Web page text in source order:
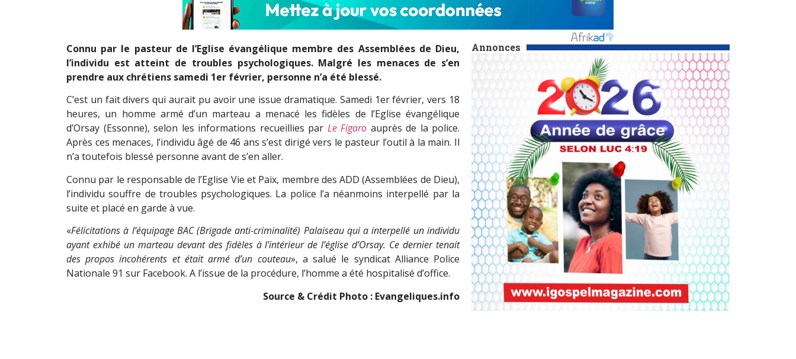
Annonces
Connu par le pasteur de l’Eglise évangélique membre des Assemblées de Dieu,
l’individu est atteint de troubles psychologiques. Malgré les menaces de s’en
prendre aux chrétiens samedi 1er février, personne n’a été blessé.
C’est un fait divers qui aurait pu avoir une issue dramatique. Samedi 1er février, vers 18
heures, un homme armé d’un marteau a menacé les fidèles de l’Eglise évangélique
d’Orsay (Essonne), selon les informations recueillies par Le Figaro auprès de la police.
Après ces menaces, l’individu âgé de 46 ans s’est dirigé vers le pasteur l’outil à la main. Il
n’a toutefois blessé personne avant de s’en aller.
Connu par le responsable de l’Eglise Vie et Paix, membre des ADD (Assemblées de Dieu),
l’individu souffre de troubles psychologiques. La police l’a néanmoins interpellé par la
suite et placé en garde à vue.
«Félicitations à l’équipage BAC (Brigade anti-criminalité) Palaiseau qui a interpellé un individu
ayant exhibé un marteau devant des fidèles à l’intérieur de l’église d’Orsay. Ce dernier tenait
des propos incohérents et était armé d’un couteau», a salué le syndicat Alliance Police
Nationale 91 sur Facebook. A l’issue de la procédure, l’homme a été hospitalisé d’office.
Source & Crédit Photo : Evangeliques.info